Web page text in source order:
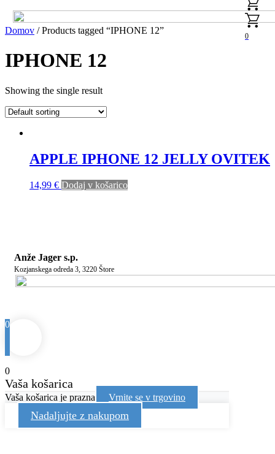
0
Domov / Products tagged “IPHONE 12”
IPHONE 12
Showing the single result
APPLE IPHONE 12 JELLY OVITEK
14,99 € Dodaj v košarico
Anže Jager s.p.
Kozjanskega odreda 3, 3220 Štore
0
0
Vaša košarica
Vaša košarica je prazna Vrnite se v trgovino
Nadaljujte z nakupom